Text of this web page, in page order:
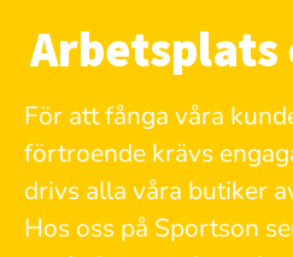
För att fånga våra
förtroende krävs
drivs alla våra butiker
Hos oss på Sportson